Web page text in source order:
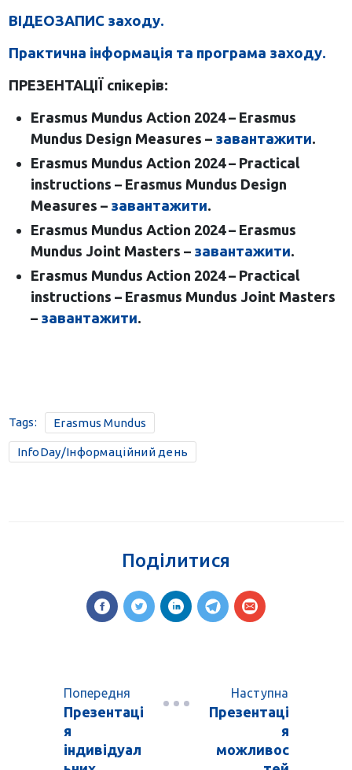
ВІДЕОЗАПИС заходу.
Практична інформація та програма заходу.
ПРЕЗЕНТАЦІЇ спікерів:
Erasmus Mundus Action 2024 – Erasmus
Mundus Design Measures – завантажити.
Erasmus Mundus Action 2024 – Practical
instructions – Erasmus Mundus Design
Measures – завантажити.
Erasmus Mundus Action 2024 – Erasmus
Mundus Joint Masters – завантажити.
Erasmus Mundus Action 2024 – Practical
instructions – Erasmus Mundus Joint Masters
– завантажити.
Tags: Erasmus Mundus
InfoDay/Інформаційний день
Поділитися
Попередня
Презентаці
я
індивідуал
Наступна
Презентаці
я
можливос